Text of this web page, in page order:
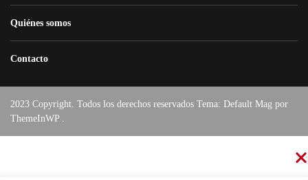
Quiénes somos
Contacto
2023 Copyright. Todos los derechos reservados Tema: Default Mag por
ThemeInWP